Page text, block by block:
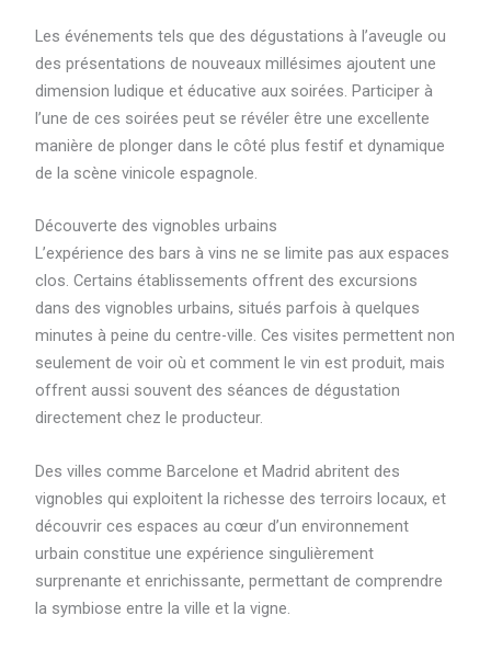
Les événements tels que des dégustations à l’aveugle ou
des présentations de nouveaux millésimes ajoutent une
dimension ludique et éducative aux soirées. Participer à
l’une de ces soirées peut se révéler être une excellente
manière de plonger dans le côté plus festif et dynamique
de la scène vinicole espagnole.
Découverte des vignobles urbains
L’expérience des bars à vins ne se limite pas aux espaces
clos. Certains établissements offrent des excursions
dans des vignobles urbains, situés parfois à quelques
minutes à peine du centre-ville. Ces visites permettent non
seulement de voir où et comment le vin est produit, mais
offrent aussi souvent des séances de dégustation
directement chez le producteur.
Des villes comme Barcelone et Madrid abritent des
vignobles qui exploitent la richesse des terroirs locaux, et
découvrir ces espaces au cœur d’un environnement
urbain constitue une expérience singulièrement
surprenante et enrichissante, permettant de comprendre
la symbiose entre la ville et la vigne.